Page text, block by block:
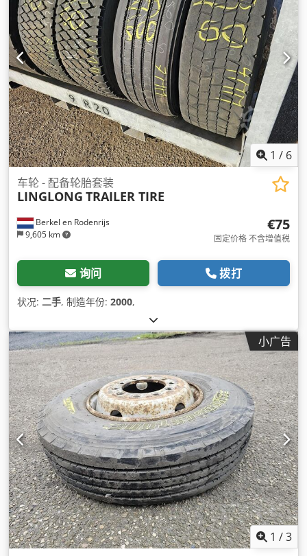
1 / 6
Berkel en Rodenrijs
9,605 km
车轮 - 配备轮胎套装
LINGLONG TRAILER TIRE
€75
固定价格 不含增值税
询问 拨打
状况: 二手, 制造年份: 2000,
小广告
1 /3